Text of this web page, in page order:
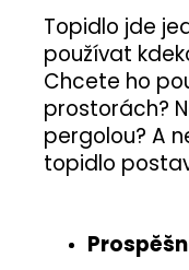
Topidlo jde
používat
Chcete ho
prostorách?
pergolou? A
topidlo